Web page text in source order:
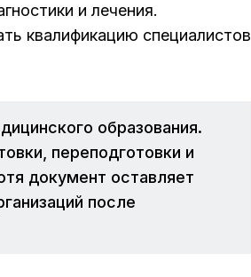
и лечения.
квалификацию специалистов
образования.
переподготовки и
документ оставляет
после